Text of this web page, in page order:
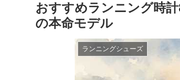
おすすめランニング時
の本命モデル
ランニングシューズ